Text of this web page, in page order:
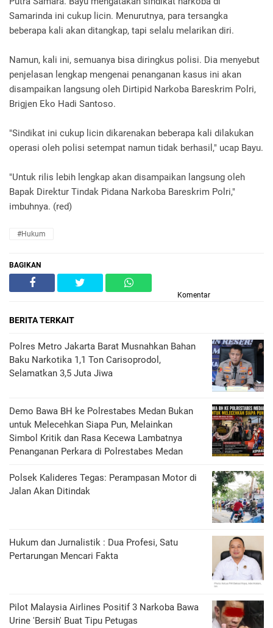
Samarinda ini cukup licin. Menurutnya, para tersangka
beberapa kali akan ditangkap, tapi selalu melarikan diri.
Namun, kali ini, semuanya bisa diringkus polisi. Dia menyebut
penjelasan lengkap mengenai penanganan kasus ini akan
disampaikan langsung oleh Dirtipid Narkoba Bareskrim Polri,
Brigjen Eko Hadi Santoso.
"Sindikat ini cukup licin dikarenakan beberapa kali dilakukan
operasi oleh polisi setempat namun tidak berhasil," ucap Bayu.
"Untuk rilis lebih lengkap akan disampaikan langsung oleh
Bapak Direktur Tindak Pidana Narkoba Bareskrim Polri,"
imbuhnya. (red)
#Hukum
BAGIKAN
Komentar
BERITA TERKAIT
Polres Metro Jakarta Barat Musnahkan Bahan
Baku Narkotika 1,1 Ton Carisoprodol,
Selamatkan 3,5 Juta Jiwa
Demo Bawa BH ke Polrestabes Medan Bukan
untuk Melecehkan Siapa Pun, Melainkan
Simbol Kritik dan Rasa Kecewa Lambatnya
Penanganan Perkara di Polrestabes Medan
Polsek Kalideres Tegas: Perampasan Motor di
Jalan Akan Ditindak
Hukum dan Jurnalistik : Dua Profesi, Satu
Pertarungan Mencari Fakta
Pilot Malaysia Airlines Positif 3 Narkoba Bawa
Urine 'Bersih' Buat Tipu Petugas